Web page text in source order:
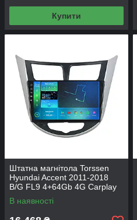
Купити
Штатна магнітола Torssen
Hyundai Accent 2011-2018
B/G FL9 4+64Gb 4G Carplay
DSP
В наявності